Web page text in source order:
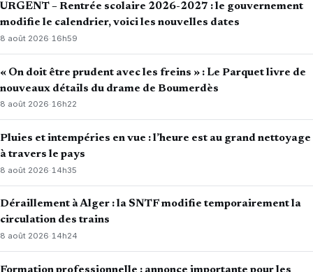
URGENT – Rentrée scolaire 2026-2027 : le gouvernement
modifie le calendrier, voici les nouvelles dates
8 août 2026·16h59
« On doit être prudent avec les freins » : Le Parquet livre de
nouveaux détails du drame de Boumerdès
8 août 2026·16h22
Pluies et intempéries en vue : l’heure est au grand nettoyage
à travers le pays
8 août 2026·14h35
Déraillement à Alger : la SNTF modifie temporairement la
circulation des trains
8 août 2026·14h24